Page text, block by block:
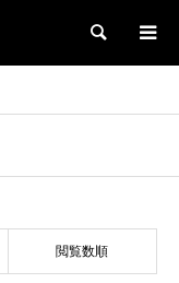
検索
閲覧数順